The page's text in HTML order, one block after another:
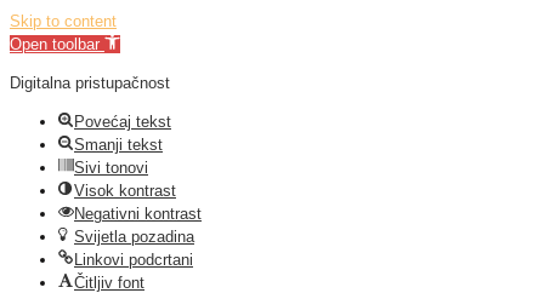
Skip to content
Open toolbar
Digitalna pristupačnost
Povećaj tekst
Smanji tekst
Sivi tonovi
Visok kontrast
Negativni kontrast
Svijetla pozadina
Linkovi podcrtani
Čitljiv font